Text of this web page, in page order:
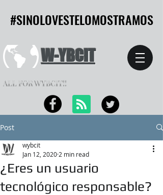
#SINOLOVESTELOMOSTRAMOS
#SINOLOVESTELOMOSTRAMOS
ALL FOR WYBCIT!!
W-YBCIT
Post
¿Eres un usuario
tecnológico responsable?
wybcit
Jan 12, 2020 2 min read